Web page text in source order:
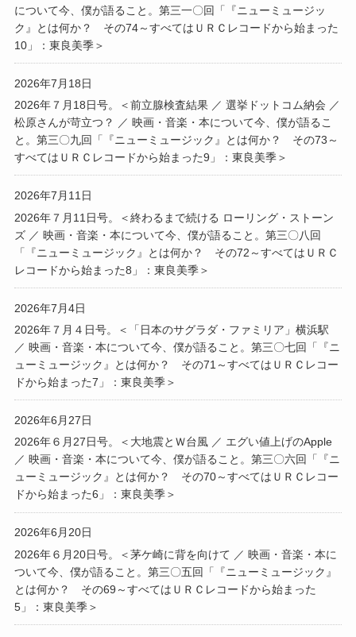
について今、僕が語ること。第三一〇回「『ニューミュージッ
ク』とは何か？ その74～すべてはＵＲＣレコードから始まった
10」：東良美季＞
2026年7月18日
2026年７月18日号。＜前立腺検査結果 ／ 選挙ドットコム納会 ／
松原さんが苛立つ？ ／ 映画・音楽・本について今、僕が語るこ
と。第三〇九回「『ニューミュージック』とは何か？ その73～
すべてはＵＲＣレコードから始まった9」：東良美季＞
2026年7月11日
2026年７月11日号。＜終わるまで続ける ローリング・ストーン
ズ ／ 映画・音楽・本について今、僕が語ること。第三〇八回
「『ニューミュージック』とは何か？ その72～すべてはＵＲＣ
レコードから始まった8」：東良美季＞
2026年7月4日
2026年７月４日号。＜「日本のサグラダ・ファミリア」横浜駅
／ 映画・音楽・本について今、僕が語ること。第三〇七回「『ニ
ューミュージック』とは何か？ その71～すべてはＵＲＣレコー
ドから始まった7」：東良美季＞
2026年6月27日
2026年６月27日号。＜大地震とＷ台風 ／ エグい値上げのApple
／ 映画・音楽・本について今、僕が語ること。第三〇六回「『ニ
ューミュージック』とは何か？ その70～すべてはＵＲＣレコー
ドから始まった6」：東良美季＞
2026年6月20日
2026年６月20日号。＜茅ケ崎に背を向けて ／ 映画・音楽・本に
ついて今、僕が語ること。第三〇五回「『ニューミュージック』
とは何か？ その69～すべてはＵＲＣレコードから始まった
5」：東良美季＞